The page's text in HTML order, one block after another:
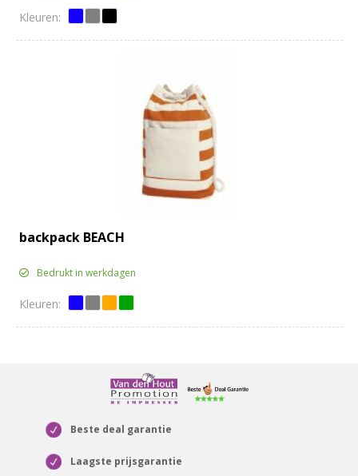
backpack BEACH
Bedrukt in werkdagen
Beste deal garantie
Laagste prijsgarantie